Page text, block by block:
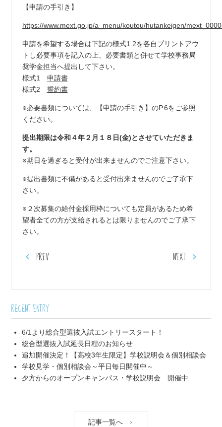
【申請の手引き】
https://www.mext.go.jp/a_menu/koutou/hutankeigen/
申請を希望する場合は下記の様式1.2を各自プリントアウ
トし必要事項を記入の上、必要書類と併せて学校事務局
奨学金担当へ提出して下さい。
様式1 申請書
様式2 誓約書
※必要書類については、【申請の手引き】のP.6をご参照
ください。
提出期限は令和４年２月１８日(金)とさせていただきま
す。
※期日を過ぎると受付が出来ませんのでご注意下さい。
※提出書類に不備があると受付出来ませんのでご了承下
さい。
※２次募集の給付金採用枠についても定員があるため希
望者全ての方が支給されるとは限りませんのでご了承下
さい。
PREV NEXT
RECENT ENTRY
6/1より総合型選抜入試エントリースタート！
総合型選抜入試延長日程のお知らせ
追加開催決定！【高校3年生限定】学校説明会＆個別相談会
学校見学・個別相談会～平日毎日開催中～
夕方からのオープンキャンパス・学校説明会 開催中
記事一覧へ